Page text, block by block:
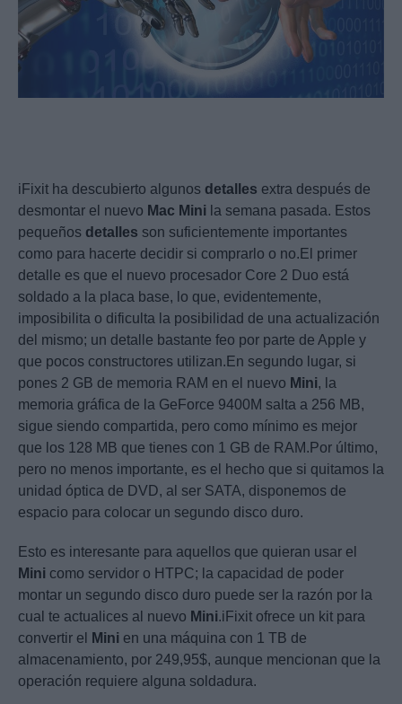
iFixit ha descubierto algunos detalles extra después de
desmontar el nuevo Mac Mini la semana pasada. Estos
pequeños detalles son suficientemente importantes
como para hacerte decidir si comprarlo o no.El primer
detalle es que el nuevo procesador Core 2 Duo está
soldado a la placa base, lo que, evidentemente,
imposibilita o dificulta la posibilidad de una actualización
del mismo; un detalle bastante feo por parte de Apple y
que pocos constructores utilizan.En segundo lugar, si
pones 2 GB de memoria RAM en el nuevo Mini, la
memoria gráfica de la GeForce 9400M salta a 256 MB,
sigue siendo compartida, pero como mínimo es mejor
que los 128 MB que tienes con 1 GB de RAM.Por último,
pero no menos importante, es el hecho que si quitamos la
unidad óptica de DVD, al ser SATA, disponemos de
espacio para colocar un segundo disco duro.
Esto es interesante para aquellos que quieran usar el
Mini como servidor o HTPC; la capacidad de poder
montar un segundo disco duro puede ser la razón por la
cual te actualices al nuevo Mini.iFixit ofrece un kit para
convertir el
Mini en una máquina con 1 TB de
almacenamiento, por 249,95$, aunque mencionan que la
operación requiere alguna soldadura.